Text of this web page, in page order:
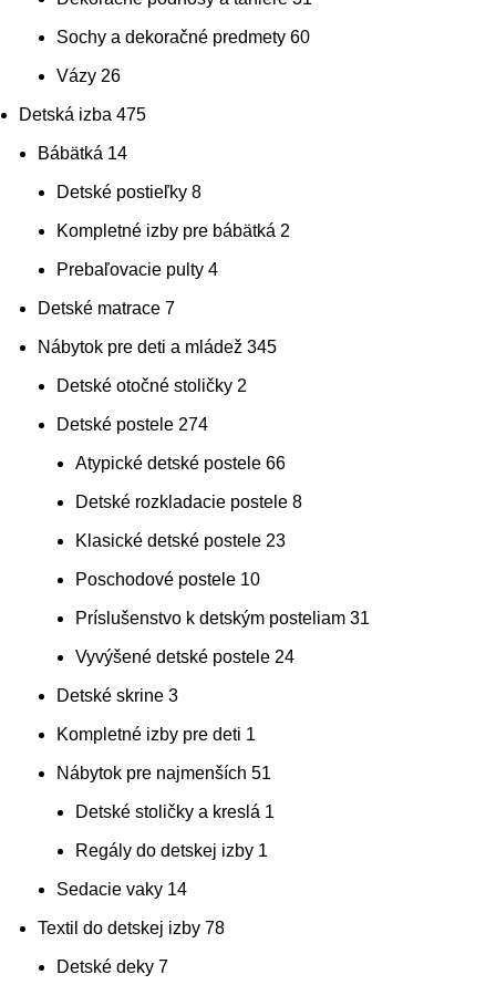
Sochy a dekoračné predmety 60
Vázy 26
Detská izba 475
Bábätká 14
Detské postieľky 8
Kompletné izby pre bábätká 2
Prebaľovacie pulty 4
Detské matrace 7
Nábytok pre deti a mládež 345
Detské otočné stoličky 2
Detské postele 274
Atypické detské postele 66
Detské rozkladacie postele 8
Klasické detské postele 23
Poschodové postele 10
Príslušenstvo k detským posteliam 31
Vyvýšené detské postele 24
Detské skrine 3
Kompletné izby pre deti 1
Nábytok pre najmenších 51
Detské stoličky a kreslá 1
Regály do detskej izby 1
Sedacie vaky 14
Textil do detskej izby 78
Detské deky 7